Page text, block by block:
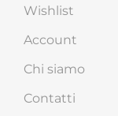
Wishlist
Account
Chi siamo
Contatti